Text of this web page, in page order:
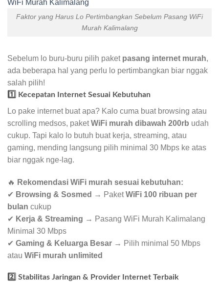
Faktor yang Harus Lo Pertimbangkan Sebelum Pasang WiFi
Murah Kalimalang
Sebelum lo buru-buru pilih paket pasang internet murah,
ada beberapa hal yang perlu lo pertimbangkan biar nggak
salah pilih!
1️⃣ Kecepatan Internet Sesuai Kebutuhan
Lo pake internet buat apa? Kalo cuma buat browsing atau
scrolling medsos, paketWiFi murah dibawah 200rb udah
cukup. Tapi kalo lo butuh buat kerja, streaming, atau
gaming, mending langsung pilih minimal 30 Mbps ke atas
biar nggak nge-lag.
🔥 Rekomendasi WiFi murah sesuai kebutuhan:
✔ Browsing & Sosmed → PaketWiFi 100 ribuan per
bulan cukup
✔ Kerja & Streaming → Pasang WiFi Murah Kalimalang
Minimal 30 Mbps
✔ Gaming & Keluarga Besar → Pilih minimal 50 Mbps
atau WiFi murah unlimited
2️⃣ Stabilitas Jaringan & Provider Internet Terbaik